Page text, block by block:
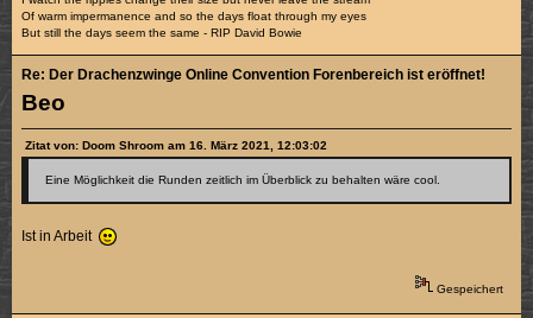
Of warm impermanence and so the days float through my eyes
But still the days seem the same - RIP David Bowie
Beo
Re: Der Drachenzwinge Online Convention Forenbereich ist eröffnet!
Zitat von: Doom Shroom am 16. März 2021, 12:03:02
Eine Möglichkeit die Runden zeitlich im Überblick zu behalten wäre cool.
Ist in Arbeit
Gespeichert